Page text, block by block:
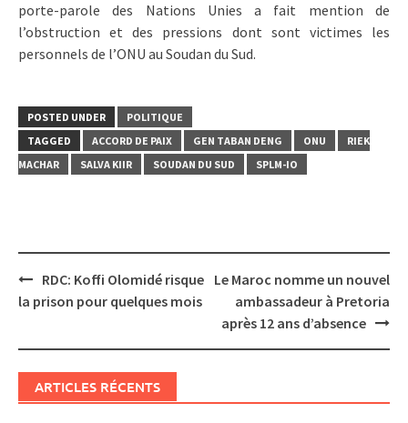
porte-parole des Nations Unies a fait mention de
l’obstruction et des pressions dont sont victimes les
personnels de l’ONU au Soudan du Sud.
POSTED UNDER
POLITIQUE
TAGGED
ACCORD DE PAIX GEN TABAN DENG ONU
RIEK
MACHAR
SALVA KIIR SOUDAN DU SUD SPLM-IO
Post
navigation
RDC: Koffi Olomidé risque
la prison pour quelques mois
Le Maroc nomme un nouvel
ambassadeur à Pretoria
après 12 ans d’absence
ARTICLES RÉCENTS